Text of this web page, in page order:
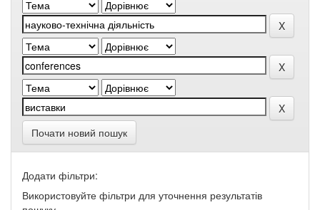
Почати новий пошук
Додати фільтри:
Використовуйте фільтри для уточнення результатів